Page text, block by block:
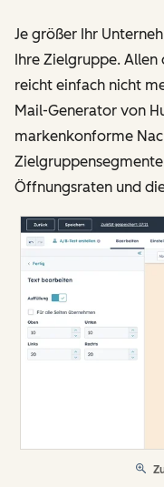
Je größer Ihr
Ihre Zielgruppe. Allen
reicht einfach nicht
Mail-Generator von
markenkonforme
Öffnungsraten und